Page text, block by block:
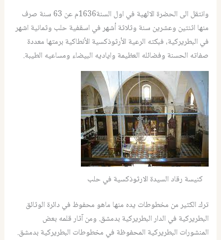
وانتقل الى الحضرة الالهية في اول السنة1636م عن 63 سنة صرف
منها اثنتين وعشرين سنة وثلاثة أشهر في اسقفية حلب وثمانية اشهر
في البطريركية، فبكته الرعية الأرثوذكسية الأنطاكية برمتها معددة
صفاته الحسنة وفضائله العظيمة واياديه البيضاء ومساعيه الطيبة.
كنيسة رقاد السيدة الارثوذكسية في حلب
ترك الكثير من مخطوطات يده منها ماهو محفوظ في دائرة الوثائق
البطريركية في الدار البطريركية بدمشق. ومن آثار قلمه بعض
المنشورات البطريركية المحفوظة في مخطوطات البطريركية بدمشق.